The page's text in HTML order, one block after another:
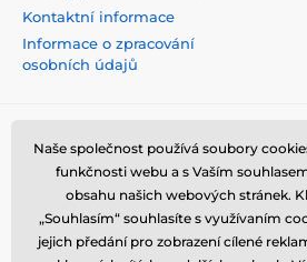
Kontaktní informace
Informace o zpracování
osobních údajů
Naše společnost používá soubory
funkčnosti webu a s Vaším
obsahu našich webových stránek.
„Souhlasím“ souhlasíte s využívaním
jejich předání pro zobrazení cílené